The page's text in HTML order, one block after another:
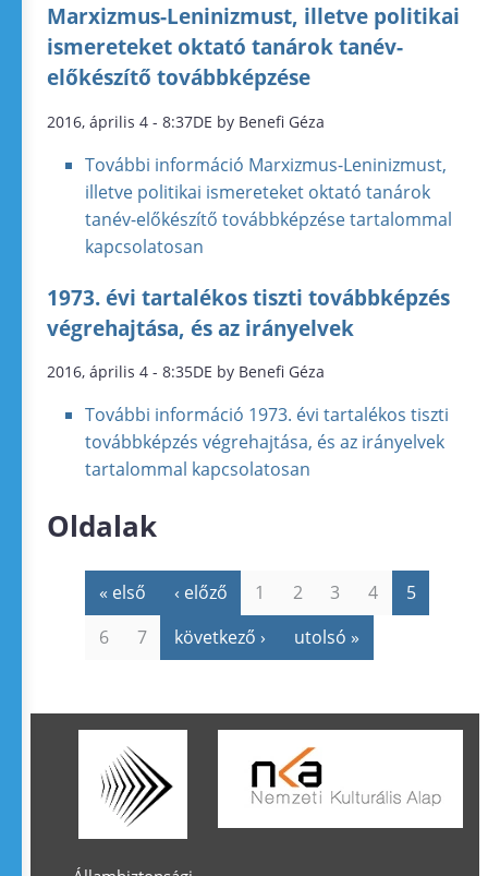
Marxizmus-Leninizmust, illetve politikai
ismereteket oktató tanárok tanév-
előkészítő továbbképzése
2016, április 4 - 8:37DE by Benefi Géza
További információ Marxizmus-Leninizmust,
illetve politikai ismereteket oktató tanárok
tanév-előkészítő továbbképzése tartalommal
kapcsolatosan
1973. évi tartalékos tiszti továbbképzés
végrehajtása, és az irányelvek
2016, április 4 - 8:35DE by Benefi Géza
További információ 1973. évi tartalékos tiszti
továbbképzés végrehajtása, és az irányelvek
tartalommal kapcsolatosan
Oldalak
« első ‹ előző 1 2 3 4
5
6
7 következő › utolsó »